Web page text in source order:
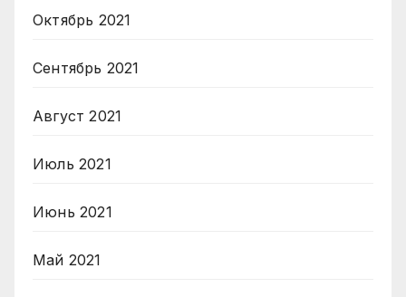
Октябрь 2021
Сентябрь 2021
Август 2021
Июль 2021
Июнь 2021
Май 2021